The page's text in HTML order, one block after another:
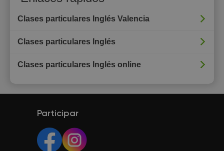
Clases particulares Inglés Valencia
Clases particulares Inglés
Clases particulares Inglés online
Participar